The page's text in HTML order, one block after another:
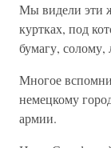
Мы видели эти
куртках, под
бумагу, солому,
Многое
немецкому
армии.